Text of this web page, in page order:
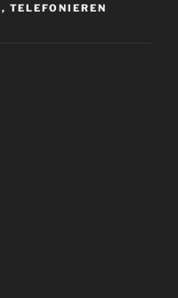
, TELEFONIEREN